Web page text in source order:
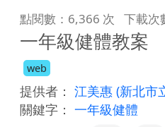
點閱數：6,366 次 下載次
一年級健體教案
web
提供者： 江美惠 (新北市
關鍵字： 一年級健體